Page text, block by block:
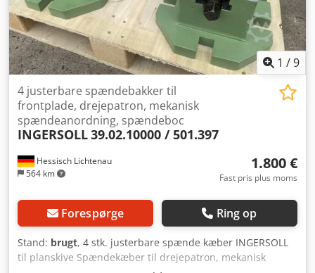
1 /9
Hessisch Lichtenau
564 km
4 justerbare spændebakker til
frontplade, drejepatron, mekanisk
spændeanordning, spændeboc
INGERSOLL39.02.10000 / 501.397
1.800 €
Fast pris plus moms
Forespørge Ring op
Stand: brugt, 4 stk. justerbare spænde kæber INGERSOLL
til planskive Spændekæber til drejepatron, mekanisk